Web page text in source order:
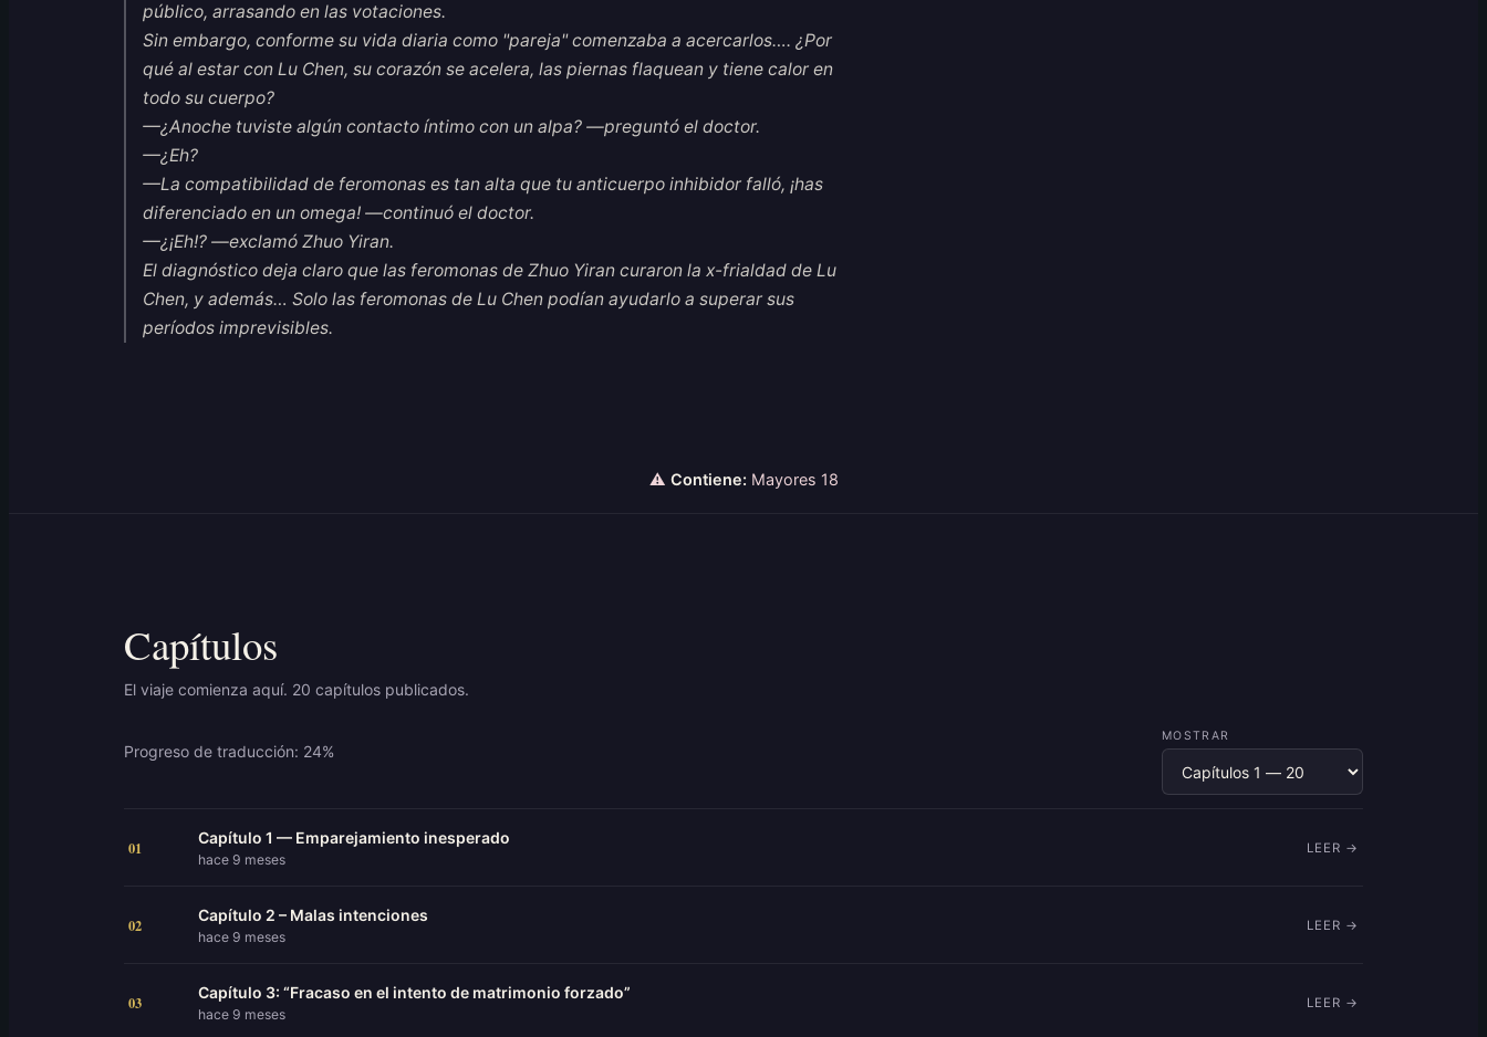
público, arrasando en las votaciones.
Sin embargo, conforme su vida diaria como "pareja" comenzaba a acercarlos…. ¿Por
qué al estar con Lu Chen, su corazón se acelera, las piernas flaquean y tiene calor en
todo su cuerpo?
—¿Anoche tuviste algún contacto íntimo con un alpa? —preguntó el doctor.
—¿Eh?
—La compatibilidad de feromonas es tan alta que tu anticuerpo inhibidor falló, ¡has
diferenciado en un omega! —continuó el doctor.
—¿¡Eh!? —exclamó Zhuo Yiran.
El diagnóstico deja claro que las feromonas de Zhuo Yiran curaron la x-frialdad de Lu
Chen, y además… Solo las feromonas de Lu Chen podían ayudarlo a superar sus
períodos imprevisibles.
⚠ Contiene: Mayores 18
Capítulos
El viaje comienza aquí. 20 capítulos publicados.
Progreso de traducción: 24%
MOSTRAR
01
Capítulo 1 — Emparejamiento inesperado
hace 9 meses
LEER →
02
Capítulo 2 – Malas intenciones
hace 9 meses
LEER →
03
Capítulo 3: “Fracaso en el intento de matrimonio forzado”
hace 9 meses
LEER →